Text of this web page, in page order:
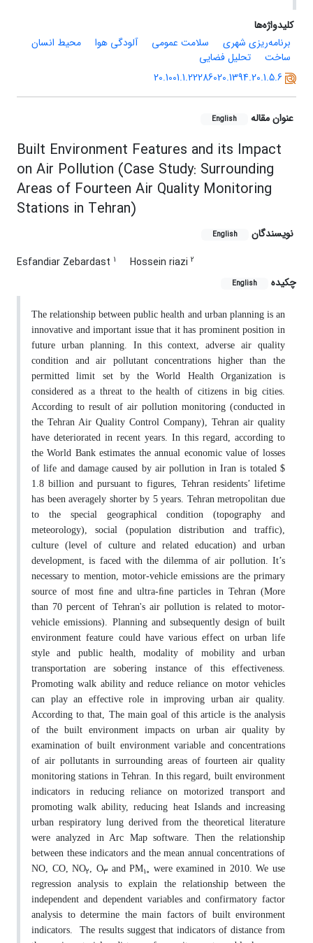
کلیدواژه‌ها
برنامه‌ریزی شهری
سلامت عمومی آلودگی هوا
محیط انسان
ساخت
تحلیل فضایی
20.1001.1.22286020.1394.20.1.5.6
عنوان مقاله English
Built Environment Features and its Impact
on Air Pollution (Case Study: Surrounding
Areas of Fourteen Air Quality Monitoring
Stations in Tehran)
نویسندگان English
Esfandiar Zebardast 1 Hossein riazi 2
چکیده English
The relationship between public health and urban planning is an
innovative and important issue that it has prominent position in
future urban planning. In this context, adverse air quality
condition and air pollutant concentrations higher than the
permitted limit set by the World Health Organization is
considered as a threat to the health of citizens in big cities.
According to result of air pollution monitoring (conducted in
the Tehran Air Quality Control Company), Tehran air quality
have deteriorated in recent years. In this regard, according to
the World Bank estimates the annual economic value of losses
of life and damage caused by air pollution in Iran is totaled $
1.8 billion and pursuant to figures, Tehran residents’ lifetime
has been averagely shorter by 5 years. Tehran metropolitan due
to the special geographical condition (topography and
meteorology), social (population distribution and traffic),
culture (level of culture and related education) and urban
development, is faced with the dilemma of air pollution. It’s
necessary to mention, motor-vehicle emissions are the primary
source of most ﬁne and ultra-ﬁne particles in Tehran (More
than 70 percent of Tehran's air pollution is related to motor-
vehicle emissions). Planning and subsequently design of built
environment feature could have various effect on urban life
style and public health, modality of mobility and urban
transportation are sobering instance of this effectiveness.
Promoting walk ability and reduce reliance on motor vehicles
can play an effective role in improving urban air quality.
According to that, The main goal of this article is the analysis
of the built environment impacts on urban air quality by
examination of built environment variable and concentrations
of air pollutants in surrounding areas of fourteen air quality
monitoring stations in Tehran. In this regard, built environment
indicators in reducing reliance on motorized transport and
promoting walk ability, reducing heat Islands and increasing
urban respiratory lung derived from the theoretical literature
were analyzed in Arc Map software. Then the relationship
between these indicators and the mean annual concentrations of
NO, CO, NO2, O3and PM10 were examined in 2010. We use
regression analysis to explain the relationship between the
independent and dependent variables and confirmatory factor
analysis to determine the main factors of built environment
indicators. The results suggest that indicators of distance from